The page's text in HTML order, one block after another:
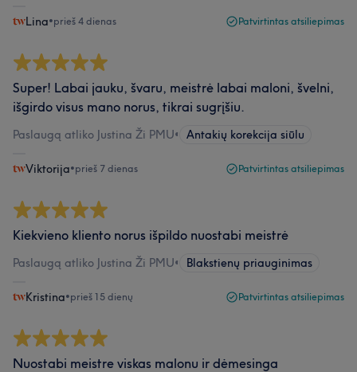
Lina•prieš 4 dienas Patvirtintas atsiliepimas
Super! Labai jauku, švaru, meistrė labai maloni, švelni,
išgirdo visus mano norus, tikrai sugrįšiu.
Paslaugą atliko Justina Ži PMU• Antakių korekcija siūlu
Viktorija•prieš 7 dienas Patvirtintas atsiliepimas
Kiekvieno kliento norus išpildo nuostabi meistrė
Paslaugą atliko Justina Ži PMU• Blakstienų priauginimas
Kristina•prieš 15 dienų Patvirtintas atsiliepimas
Nuostabi meistre viskas malonu ir dėmesinga